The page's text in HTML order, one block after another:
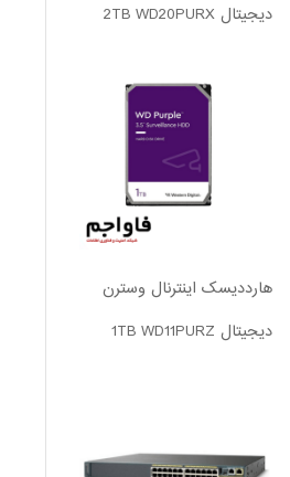
دیجیتال 2TB WD20PURX
هارددیسک اینترنال وسترن
دیجیتال 1TB WD11PURZ